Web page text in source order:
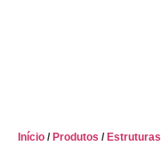
Início / Produtos / Estruturas